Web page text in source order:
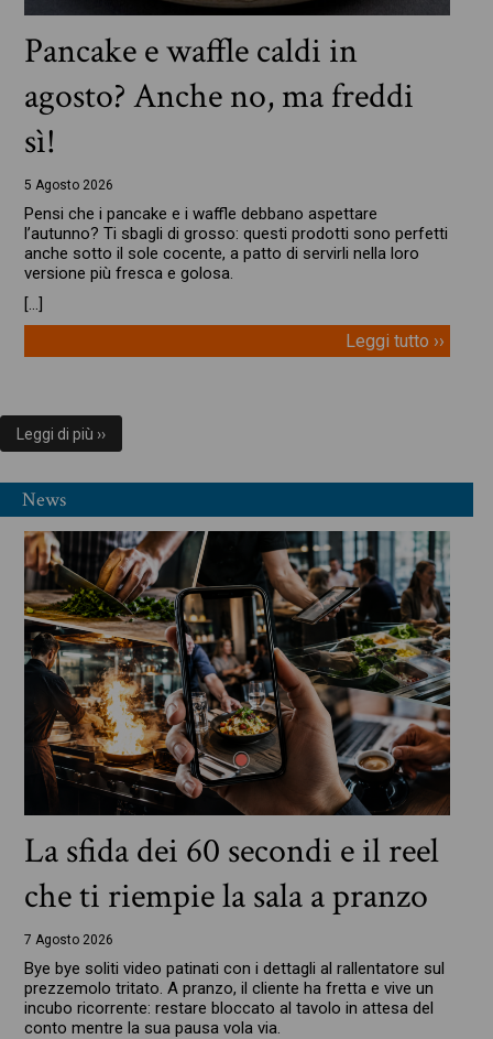
Pancake e waffle caldi in
agosto? Anche no, ma freddi
sì!
5 Agosto 2026
Pensi che i pancake e i waffle debbano aspettare
l’autunno? Ti sbagli di grosso: questi prodotti sono perfetti
anche sotto il sole cocente, a patto di servirli nella loro
versione più fresca e golosa.
[…]
Leggi tutto ››
Leggi di più ››
News
La sfida dei 60 secondi e il reel
che ti riempie la sala a pranzo
7 Agosto 2026
Bye bye soliti video patinati con i dettagli al rallentatore sul
prezzemolo tritato. A pranzo, il cliente ha fretta e vive un
incubo ricorrente: restare bloccato al tavolo in attesa del
conto mentre la sua pausa vola via.